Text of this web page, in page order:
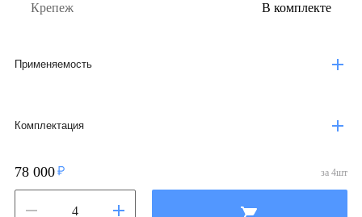
Крепеж В комплекте
Применяемость
Комплектация
78 000 за 4шт